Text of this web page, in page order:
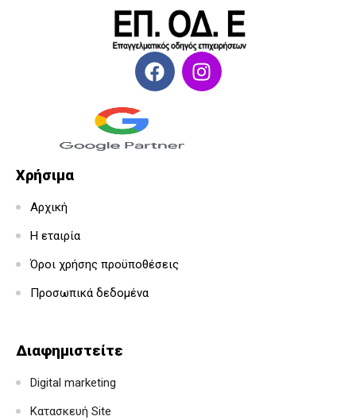
Χρήσιμα
Αρχική
Η εταιρία
Όροι χρήσης προϋποθέσεις
Προσωπικά δεδομένα
Διαφημιστείτε
Digital marketing
Κατασκευή Site